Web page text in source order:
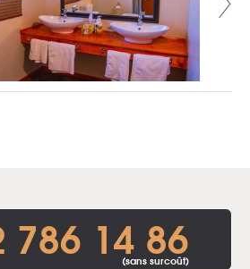
786 14 86
(sans surcoût)